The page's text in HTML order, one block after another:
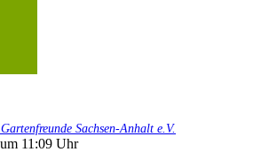
Sachsen-Anhalt e.V.
11:09 Uhr